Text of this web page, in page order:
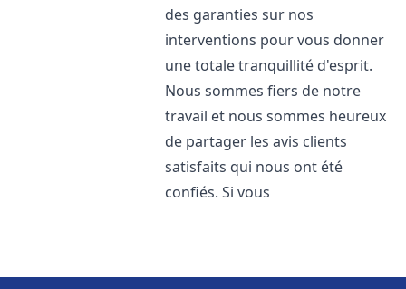
des garanties sur nos
interventions pour vous donner
une totale tranquillité d'esprit.
Nous sommes fiers de notre
travail et nous sommes heureux
de partager les avis clients
satisfaits qui nous ont été
confiés. Si vous